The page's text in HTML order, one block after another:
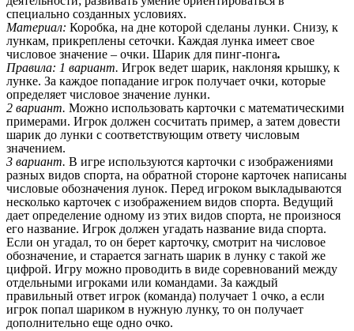
специально созданных условиях.
Материал: Коробка, на дне которой сделаны лунки. Снизу, к
лункам, прикреплены сеточки. Каждая лунка имеет свое
числовое значение – очки. Шарик для пинг-понга.
Правила: 1 вариант. Игрок ведет шарик, наклоняя крышку, к
лунке. За каждое попадание игрок получает очки, которые
определяет числовое значение лунки.
2 вариант. Можно использовать карточки с математическими
примерами. Игрок должен сосчитать пример, а затем довести
шарик до лунки с соответствующим ответу числовым
значением.
3 вариант. В игре используются карточки с изображениями
разных видов спорта, на обратной стороне карточек написаны
числовые обозначения лунок. Перед игроком выкладываются
несколько карточек с изображением видов спорта. Ведущий
дает определение одному из этих видов спорта, не произнося
его название. Игрок должен угадать название вида спорта.
Если он угадал, то он берет карточку, смотрит на числовое
обозначение, и старается загнать шарик в лунку с такой же
цифрой. Игру можно проводить в виде соревнований между
отдельными игроками или командами. За каждый
правильный ответ игрок (команда) получает 1 очко, а если
игрок попал шариком в нужную лунку, то он получает
дополнительно еще одно очко.